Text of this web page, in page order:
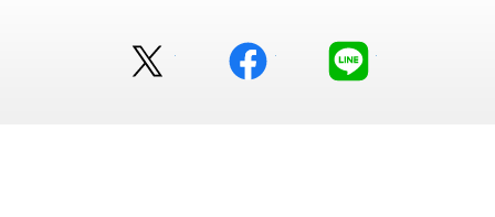
facebook